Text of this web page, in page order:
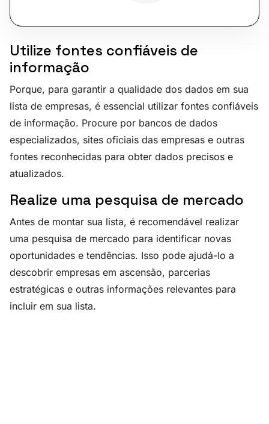
Utilize fontes confiáveis de
informação
Porque, para garantir a qualidade dos dados em sua
lista de empresas, é essencial utilizar fontes confiáveis
de informação. Procure por bancos de dados
especializados, sites oficiais das empresas e outras
fontes reconhecidas para obter dados precisos e
atualizados.
Realize uma pesquisa de mercado
Antes de montar sua lista, é recomendável realizar
uma pesquisa de mercado para identificar novas
oportunidades e tendências. Isso pode ajudá-lo a
descobrir empresas em ascensão, parcerias
estratégicas e outras informações relevantes para
incluir em sua lista.